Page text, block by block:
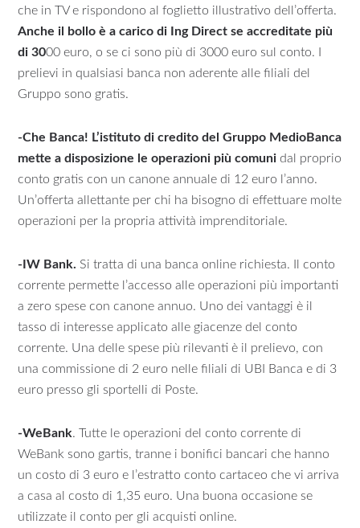
che in TV e rispondono al foglietto illustrativo dell’offerta.
Anche il bollo è a carico di Ing Direct se accreditate più
di 3000 euro, o se ci sono più di 3000 euro sul conto. I
prelievi in qualsiasi banca non aderente alle filiali del
Gruppo sono gratis.
-Che Banca! L’istituto di credito del Gruppo MedioBanca
mette a disposizione le operazioni più comuni dal proprio
conto gratis con un canone annuale di 12 euro l’anno.
Un’offerta allettante per chi ha bisogno di effettuare molte
operazioni per la propria attività imprenditoriale.
-IW Bank. Si tratta di una banca online richiesta. Il conto
corrente permette l’accesso alle operazioni più importanti
a zero spese con canone annuo. Uno dei vantaggi è il
tasso di interesse applicato alle giacenze del conto
corrente. Una delle spese più rilevanti è il prelievo, con
una commissione di 2 euro nelle filiali di UBI Banca e di 3
euro presso gli sportelli di Poste.
-WeBank. Tutte le operazioni del conto corrente di
WeBank sono gartis, tranne i bonifici bancari che hanno
un costo di 3 euro e l’estratto conto cartaceo che vi arriva
a casa al costo di 1,35 euro. Una buona occasione se
utilizzate il conto per gli acquisti online.